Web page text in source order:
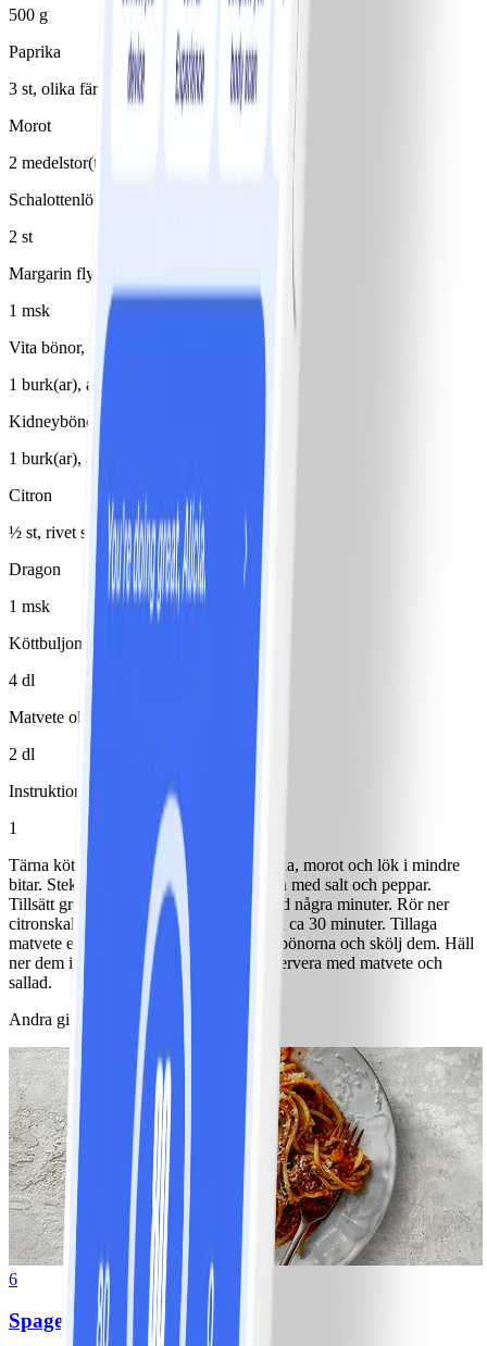
500 g
Paprika
3 st, olika färger
Morot
2 medelstor(t)/medelstora
Schalottenlök
2 st
Margarin flytande 80%
1 msk
Vita bönor, konserv
1 burk(ar), avrunnen/avrunnet, 250 g
Kidneybönor, konserv
1 burk(ar), avrunnen/avrunnet, 250 g
Citron
½ st, rivet skal
Dragon
1 msk
Köttbuljong
4 dl
Matvete okokt
2 dl
Instruktioner
1
Tärna köttet i 2 x 2 cm bitar. Dela paprika, morot och lök i mindre
bitar. Stek köttet i margarinet och krydda med salt och peppar.
Tillsätt grönsakerna och låt det steka med några minuter. Rör ner
citronskal, dragon och buljong och koka ca 30 minuter. Tillaga
matvete enl. förp. Häll bort vattnet från bönorna och skölj dem. Häll
ner dem i grytan och låt allt bli varmt. Servera med matvete och
sallad.
Andra gillade också
6
Spagetti med köttfärssås